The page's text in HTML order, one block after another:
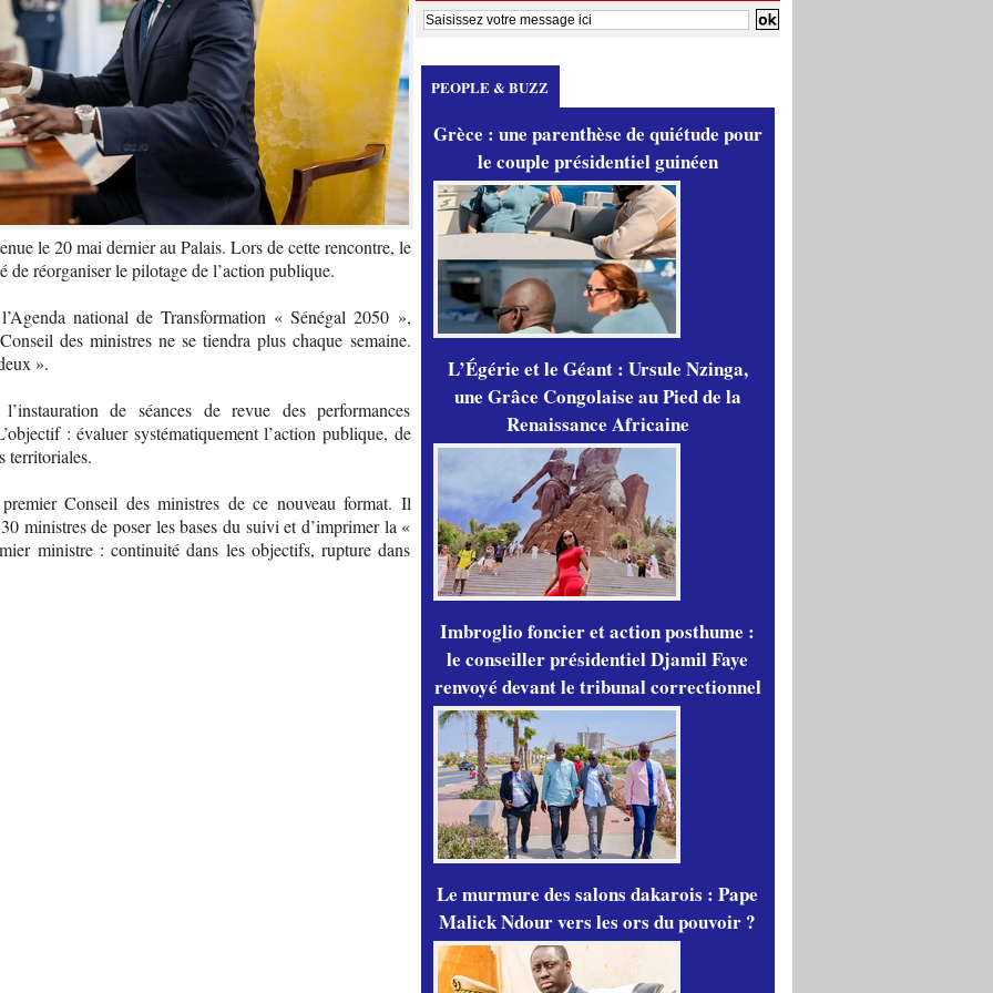
le 20 mai dernier au Palais. Lors de cette rencontre, le
de réorganiser le pilotage de l’action publique.
national de Transformation « Sénégal 2050 »,
des ministres ne se tiendra plus chaque semaine.
».
de séances de revue des performances
: évaluer systématiquement l’action publique, de
territoriales.
Conseil des ministres de ce nouveau format. Il
ministres de poser les bases du suivi et d’imprimer la «
ministre : continuité dans les objectifs, rupture dans
PEOPLE & BUZZ
Grèce : une parenthèse de quiétude pour
le couple présidentiel guinéen
L’Égérie et le Géant : Ursule Nzinga,
une Grâce Congolaise au Pied de la
Renaissance Africaine
Imbroglio foncier et action posthume :
le conseiller présidentiel Djamil Faye
renvoyé devant le tribunal correctionnel
Le murmure des salons dakarois : Pape
Malick Ndour vers les ors du pouvoir ?